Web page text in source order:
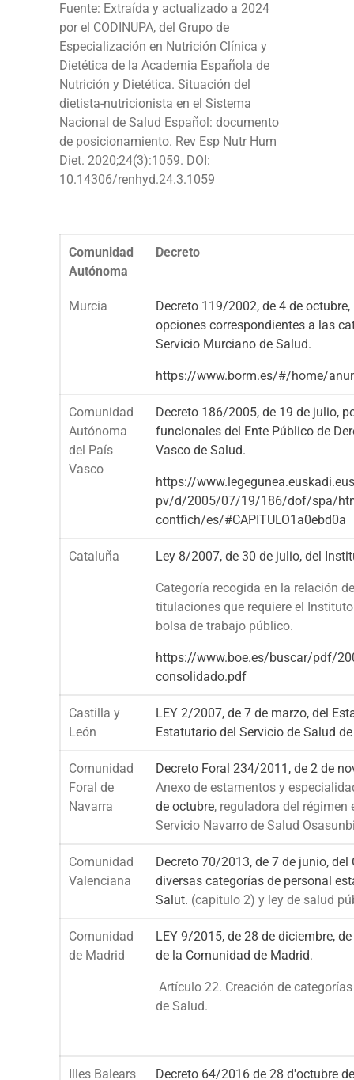
Fuente: Extraída y actualizado a 2024
por el CODINUPA, del Grupo de
Especialización en Nutrición Clínica y
Dietética de la Academia Española de
Nutrición y Dietética. Situación del
dietista-nutricionista en el Sistema
Nacional de Salud Español: documento
de posicionamiento. Rev Esp Nutr Hum
Diet. 2020;24(3):1059. DOI:
10.14306/renhyd.24.3.1059
Comunidad
Autónoma
Decreto
Murcia
Decreto 119/2002, de 4 de
opciones correspondientes a las
Servicio Murciano de Salud.
https://www.borm.es/#/home/
Comunidad
Autónoma
del País
Vasco
Decreto 186/2005, de 19 de julio,
funcionales del Ente Público de
Vasco de Salud.
https://
pv/d/2005/07/19/186/dof/spa/
contfich/es/#CAPITULO1a0ebd0a
Cataluña Ley 8/2007, de 30 de julio, del
Categoría recogida en la relación
titulaciones que requiere el
bolsa de trabajo público.
https://www.boe.es/buscar/pdf/
consolidado.pdf
Castilla y
León
LEY 2/2007, de 7 de marzo, del
Estatutario del Servicio de Salud
Comunidad
Foral de
Navarra
Decreto Foral 234/2011, de 2 de
Anexo de estamentos y
de octubre, reguladora del
Servicio Navarro de Salud
Comunidad
Valenciana
Decreto 70/2013, de 7 de junio, del
diversas categorías de personal
Salut. (capitulo 2) y ley de salud
Comunidad
de Madrid
LEY 9/2015, de 28 de diciembre,
de la Comunidad de Madrid.
Artículo 22. Creación de
de Salud.
Illes Balears Decreto 64/2016 de 28 d'octubre